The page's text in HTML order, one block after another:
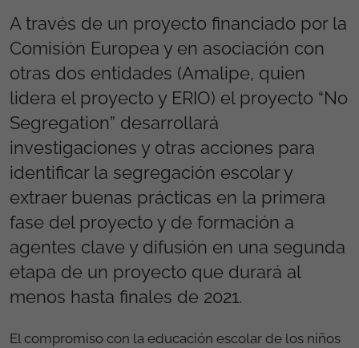
A través de un proyecto financiado por la
Comisión Europea y en asociación con
otras dos entidades (Amalipe, quien
lidera el proyecto y ERIO) el proyecto “No
Segregation” desarrollará
investigaciones y otras acciones para
identificar la segregación escolar y
extraer buenas prácticas en la primera
fase del proyecto y de formación a
agentes clave y difusión en una segunda
etapa de un proyecto que durará al
menos hasta finales de 2021.
El compromiso con la educación escolar de los niños